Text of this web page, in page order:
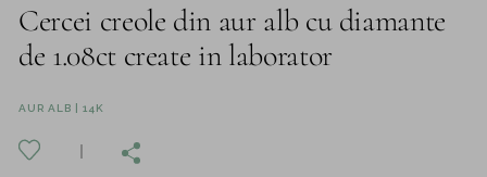
Cercei creole din aur alb cu diamante
de 1.08ct create in laborator
AUR ALB | 14K